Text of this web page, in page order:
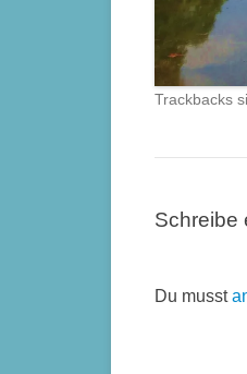
Trackbacks
Schreibe
Du musst